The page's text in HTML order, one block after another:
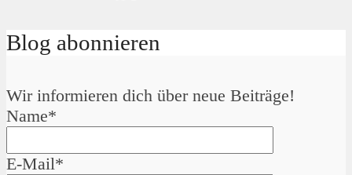
Blog abonnieren
Wir informieren dich über neue Beiträge!
Name*
E-Mail*